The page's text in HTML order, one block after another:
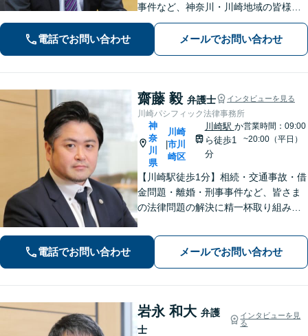
事件など、神奈川・川崎地域の皆様の
法律問題を解決すべく、親身になって
取り組みます。クチコミ・リピーター
の方も多数。お気軽にお問い合わせ下
電話でお問い合わせ メールでお問い合わせ
齋藤 毅 弁護士 インタビューを見る
川崎パシフィック法律事務所
神
奈
川
県
|
川崎
市川
崎区
川崎駅 か
ら徒歩1
分
営業時間：09:00
~20:00（平日）
【川崎駅徒歩1分】相続・交通事故・借
金問題・離婚・刑事事件など、皆さま
の法律問題の解決に精一杯取り組みま
ークの軽さに自信あり。費用の負担を
最小限にするよう努めています。【地
元密着】クチコミ・リピーター多数。
電話でお問い合わせ メールでお問い合わせ
岩永 和大 弁護
士
インタビューを見
る